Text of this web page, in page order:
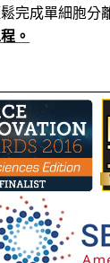
完成單細胞分
。